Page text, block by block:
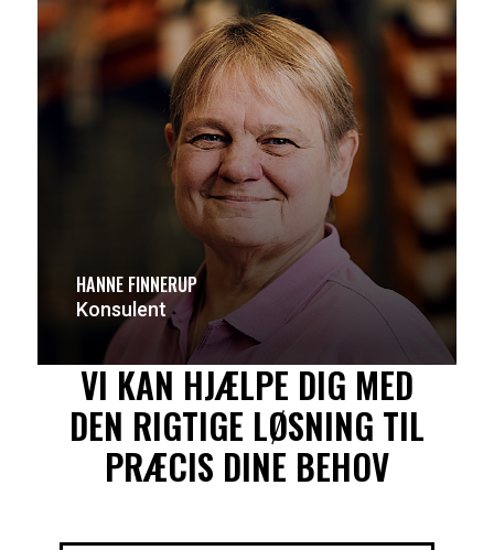
HANNE FINNERUP
Konsulent
VI KAN HJÆLPE DIG MED
DEN RIGTIGE LØSNING TIL
PRÆCIS DINE BEHOV